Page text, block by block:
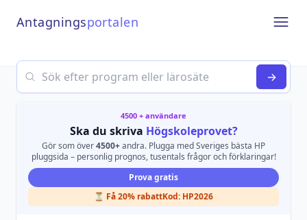
Antagningsportalen
Search
→
4500 + användare
Ska du skriva Högskoleprovet?
Gör som över4500+andra. Plugga med Sveriges bästa HP
pluggsida – personlig prognos, tusentals frågor och förklaringar!
Prova gratis
⏳ Få 20% rabattKod: HP2026